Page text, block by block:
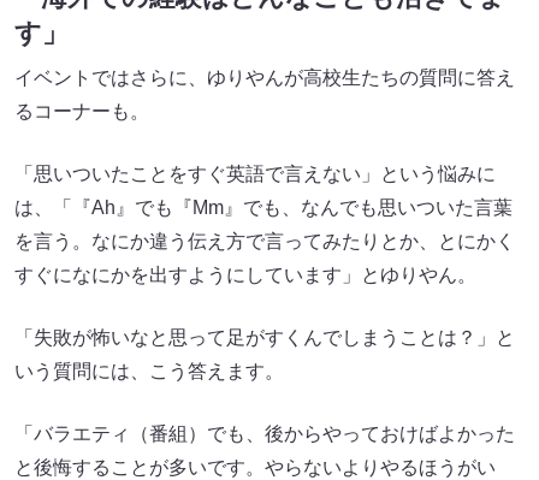
す」
イベントではさらに、ゆりやんが高校生たちの質問に答え
るコーナーも。
「思いついたことをすぐ英語で言えない」という悩みに
は、「『Ah』でも『Mm』でも、なんでも思いついた言葉
を言う。なにか違う伝え方で言ってみたりとか、とにかく
すぐになにかを出すようにしています」とゆりやん。
「失敗が怖いなと思って足がすくんでしまうことは？」と
いう質問には、こう答えます。
「バラエティ（番組）でも、後からやっておけばよかった
と後悔することが多いです。やらないよりやるほうがい